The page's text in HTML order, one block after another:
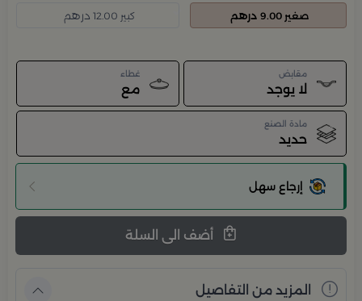
صغير 9.00 درهم كبير 12.00 درهم
مقابض
لا يوجد
غطاء
مع
مادة الصنع
حديد
إرجاع سهل
المزيد من التفاصيل